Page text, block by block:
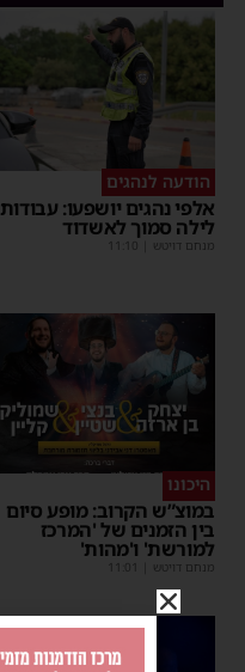
הודעה לנהגים
אלפי נהגים יושפעו: עבודות
לילה סמוך לאשדוד
מנחם דויטש 11:10
היכונו
במוצ”ש הקרוב: מופע סיום
בין הזמנים של 'המרכז
למורשת' ו'מהות'
מנחם דויטש 11:01